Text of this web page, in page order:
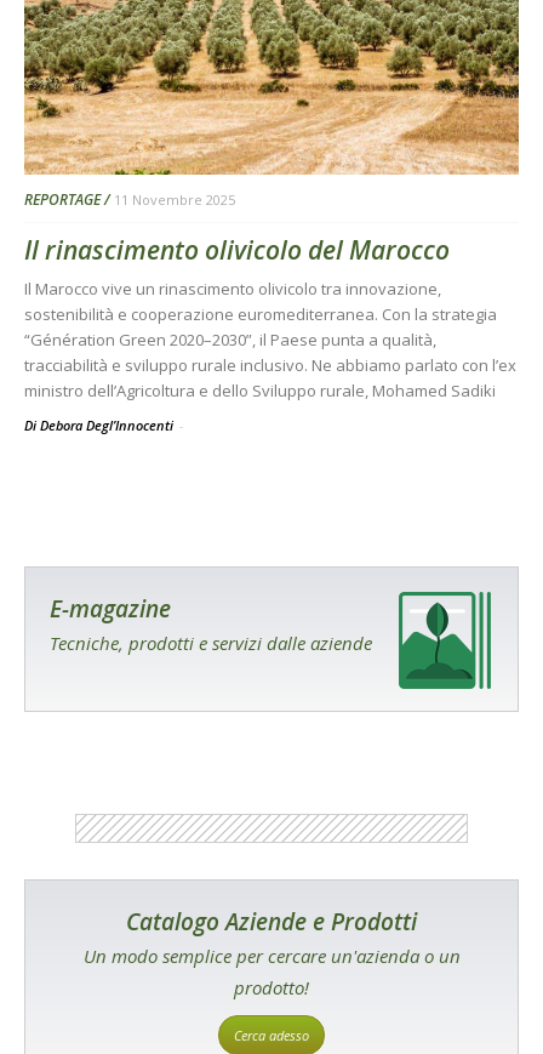
REPORTAGE 11 Novembre 2025
Il rinascimento olivicolo del Marocco
Il Marocco vive un rinascimento olivicolo tra innovazione,
sostenibilità e cooperazione euromediterranea. Con la strategia
“Génération Green 2020–2030”, il Paese punta a qualità,
tracciabilità e sviluppo rurale inclusivo. Ne abbiamo parlato con l’ex
ministro dell’Agricoltura e dello Sviluppo rurale, Mohamed Sadiki
Di Debora Degl’Innocenti -
E-magazine
Tecniche, prodotti e servizi dalle aziende
Catalogo Aziende e Prodotti
Un modo semplice per cercare un'azienda o un
prodotto!
Cerca adesso